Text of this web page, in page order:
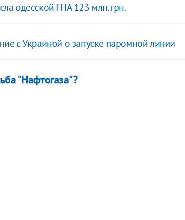
одесской ГНА 123 млн. грн.
с Украиной о запуске паромной линии
"Нафтогаза"?